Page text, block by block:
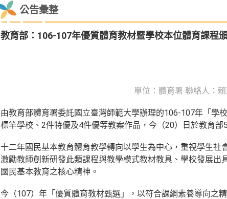
公告彙整
教育部：106-107年優質體育教材暨學校本位體育課程
單位：體育署 聯絡人：
由教育部體育署委託國立臺灣師範大學辦理的106-107年「學
標竿學校、2件特優及4件優等教案作品，今（20）日於教育部
十二年國民基本教育體育教學轉向以學生為中心，重視學生社
激勵教師創新研發此類課程與教學模式教材教具、學校發展
國民基本教育之核心精神。
今（107）年「優質體育教材甄選」，以符合課綱素養導向之